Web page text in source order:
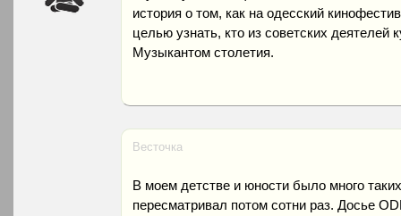
история о том, как на одесский
целью узнать, кто из советских деятелей
Музыкантом столетия.
Весточка
В моем детстве и юности было много
пересматривал потом сотни раз. Досье